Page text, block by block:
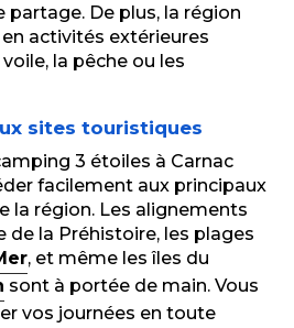
partage. De plus, la région
activités extérieures
la pêche ou les
sites touristiques
3 étoiles à Carnac
facilement aux principaux
la région. Les alignements
de la Préhistoire, les plages
, et même les îles du
sont à portée de main. Vous
vos journées en toute